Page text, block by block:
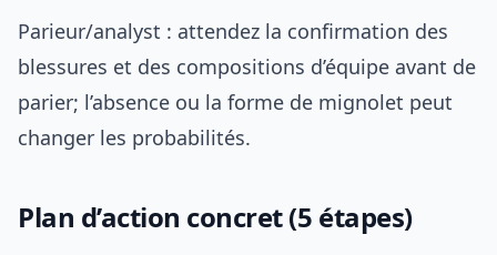
Parieur/analyst : attendez la confirmation des
blessures et des compositions d’équipe avant de
parier; l’absence ou la forme de mignolet peut
changer les probabilités.
Plan d’action concret (5 étapes)